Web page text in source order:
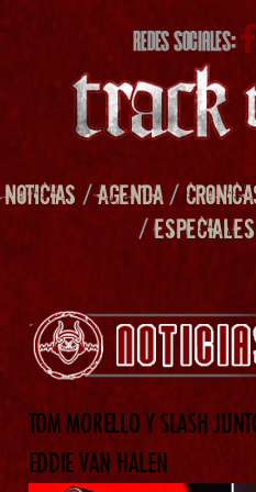
REDES SOCIALES:
NOTICIAS /AGENDA/
/ESPECIALES
TOM MORELLO Y SLASH
EDDIE VAN HALEN